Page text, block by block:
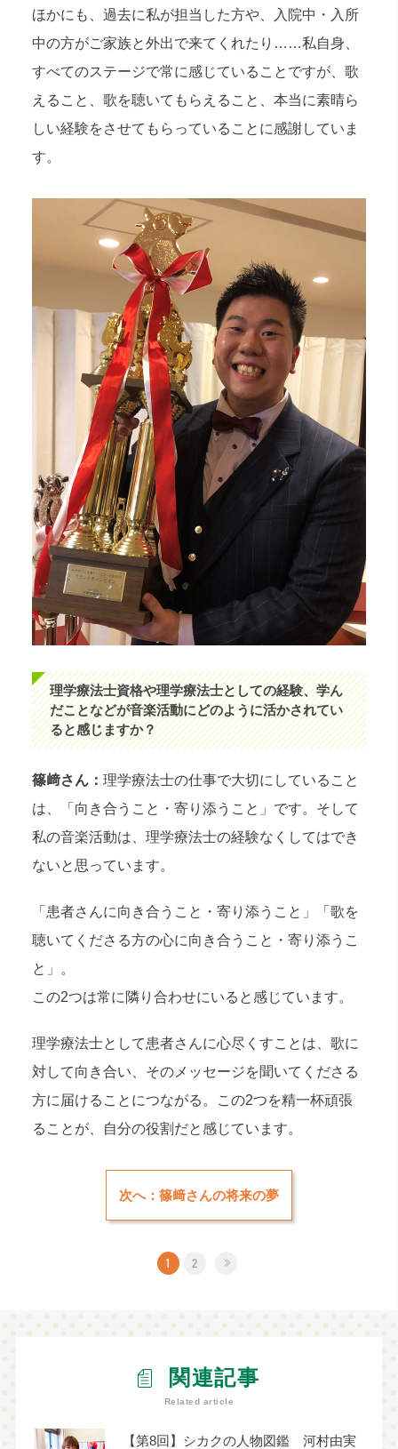
ほかにも、過去に私が担当した方や、入院中・入所
中の方がご家族と外出で来てくれたり……私自身、
すべてのステージで常に感じていることですが、歌
えること、歌を聴いてもらえること、本当に素晴ら
しい経験をさせてもらっていることに感謝していま
す。
理学療法士資格や理学療法士としての経験、学ん
だことなどが音楽活動にどのように活かされてい
ると感じますか？
篠﨑さん： 理学療法士の仕事で大切にしていること
は、「向き合うこと・寄り添うこと」です。そして
私の音楽活動は、理学療法士の経験なくしてはでき
ないと思っています。
「患者さんに向き合うこと・寄り添うこと」「歌を
聴いてくださる方の心に向き合うこと・寄り添うこ
と」。
この2つは常に隣り合わせにいると感じています。
理学療法士として患者さんに心尽くすことは、歌に
対して向き合い、そのメッセージを聞いてくださる
方に届けることにつながる。この2つを精一杯頑張
ることが、自分の役割だと感じています。
次へ：篠﨑さんの将来の夢
1 2
関連記事
Related article
【第8回】シカクの人物図鑑 河村由実